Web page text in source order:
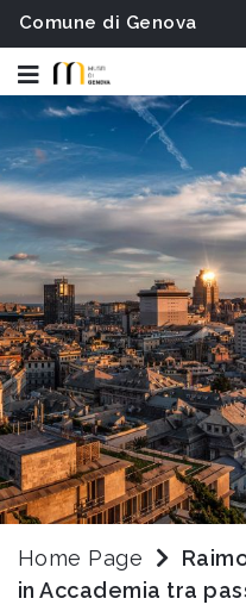
Comune di Genova
Home Page
in Accademia tra